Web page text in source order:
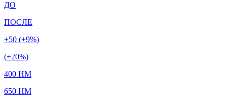
ДО
ПОСЛЕ
+50 (+9%)
(+20%)
400 HM
650 HM